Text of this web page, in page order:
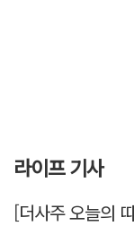
라이프 기사